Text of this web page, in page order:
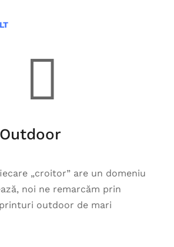

„croitor” are un domeniu
noi ne remarcăm prin
outdoor de mari